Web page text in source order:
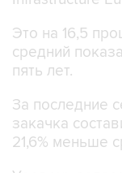
Это на 16,5
средний
пять лет.
За последние
закачка
21,6% меньше